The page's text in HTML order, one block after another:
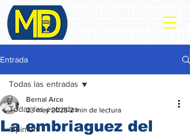
Entrada
Todas las entradas
Opinión
Todas las entradas
La embriaguez del
Bernal Arce
23 may 2025 2 min de lectura